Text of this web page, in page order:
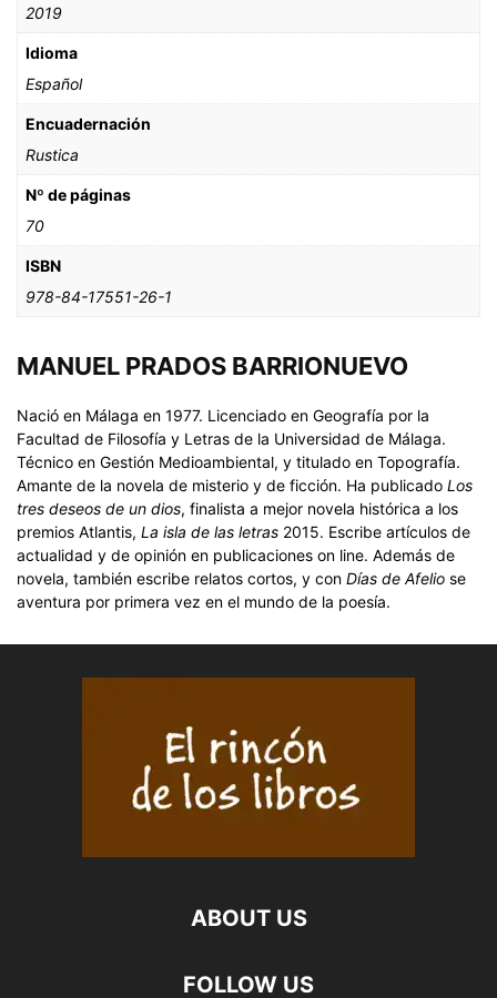
2019
Idioma
Español
Encuadernación
Rustica
Nº de páginas
70
ISBN
978-84-17551-26-1
MANUEL PRADOS BARRIONUEVO
Nació en Málaga en 1977. Licenciado en Geografía por la
Facultad de Filosofía y Letras de la Universidad de Málaga.
Técnico en Gestión Medioambiental, y titulado en Topografía.
Amante de la novela de misterio y de ficción. Ha publicado Los
tres deseos de un dios, finalista a mejor novela histórica a los
premios Atlantis, La isla de las letras 2015. Escribe artículos de
actualidad y de opinión en publicaciones on line. Además de
novela, también escribe relatos cortos, y con Días de Afelio se
aventura por primera vez en el mundo de la poesía.
ABOUT US
FOLLOW US